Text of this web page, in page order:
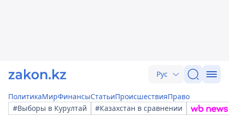
Рус
ПолитикаМирФинансыСтатьиПроисшествияПраво
#Выборы в Курултай
#Казахстан в сравнении